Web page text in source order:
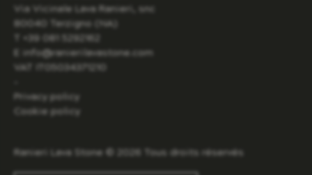
Via Vicinale Lava Ranieri, snc
80040 Terzigno (NA)
E info@ranierilavastone.com
VAT IT05034371210
Privacy policy
Cookie policy
Ranieri Lava Stone © 2026 Tous droits réservés